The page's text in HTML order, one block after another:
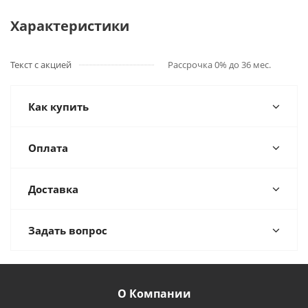
Характеристики
Текст с акцией Рассрочка 0% до 36 мес.
Как купить
Оплата
Доставка
Задать вопрос
О Компании